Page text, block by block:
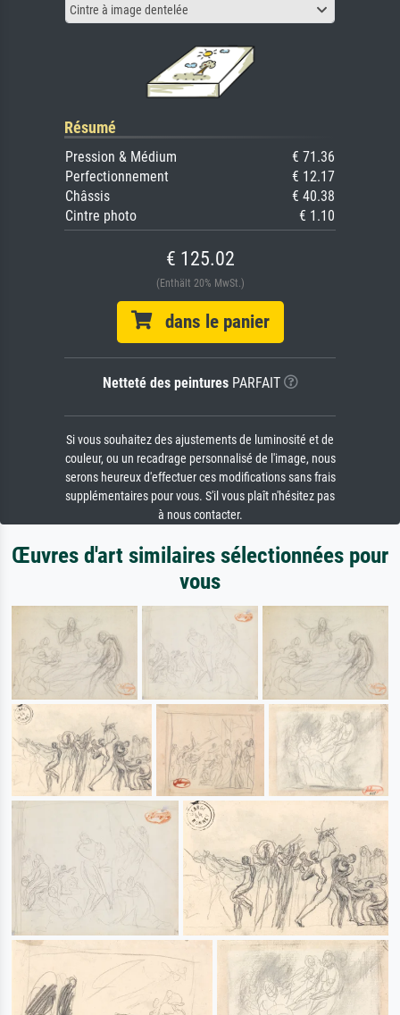
Cintre à image dentelée
Résumé
Pression & Médium
€ 71.36
Perfectionnement
€ 12.17
Châssis
€ 40.38
Cintre photo
€ 1.10
€ 125.02
(Enthält 20% MwSt.)
dans le panier
Netteté des peinturesPARFAIT
Si vous souhaitez des ajustements de luminosité et de
couleur, ou un recadrage personnalisé de l'image, nous
serons heureux d'effectuer ces modifications sans frais
supplémentaires pour vous. S'il vous plaît n'hésitez pas
à nous contacter.
Œuvres d'art similaires sélectionnées pour
vous